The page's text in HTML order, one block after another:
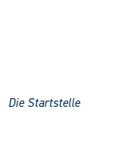
Die Startstelle